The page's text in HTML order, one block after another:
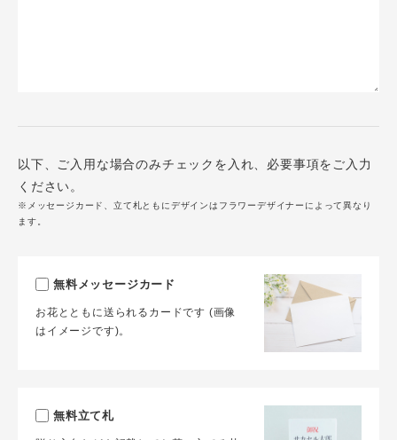
以下、ご入用な場合のみチェックを入れ、必要事項をご入力
ください。
※メッセージカード、立て札ともにデザインはフラワーデザイナーによって異なり
ます。
無料メッセージカード
お花とともに送られるカードです (画像
はイメージです)。
無料立て札